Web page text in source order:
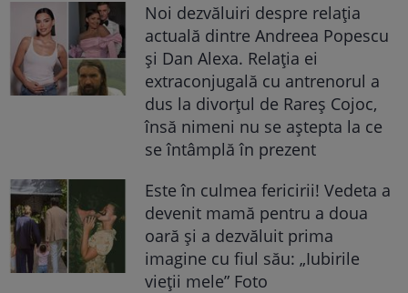
Noi dezvăluiri despre relația
actuală dintre Andreea Popescu
și Dan Alexa. Relația ei
extraconjugală cu antrenorul a
dus la divorțul de Rareș Cojoc,
însă nimeni nu se aștepta la ce
se întâmplă în prezent
Este în culmea fericirii! Vedeta a
devenit mamă pentru a doua
oară și a dezvăluit prima
imagine cu fiul său: „Iubirile
vieții mele” Foto